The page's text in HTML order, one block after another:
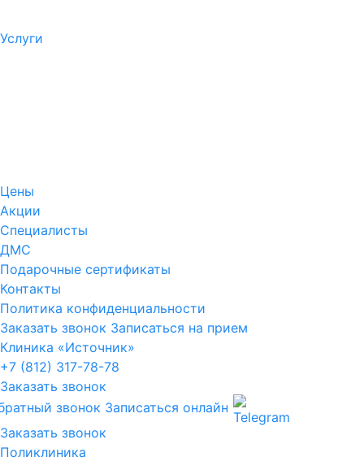
Услуги
Цены
Акции
Специалисты
ДМС
Подарочные сертификаты
Контакты
Политика конфиденциальности
Заказать звонок Записаться на прием
Клиника «Источник»
+7 (812) 317-78-78
Заказать звонок
звонок Записаться онлайн
Заказать звонок
Поликлиника